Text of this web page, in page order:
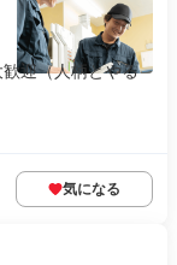
迎（人柄とやる
気になる